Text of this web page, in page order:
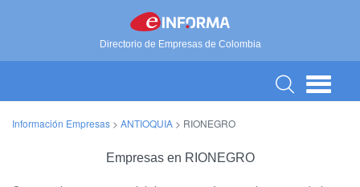
Directorio de Empresas de Colombia
Información Empresas > ANTIOQUIA > RIONEGRO
Empresas en RIONEGRO